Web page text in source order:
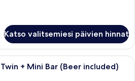
Katso valitsemiesi päivien hinnat
Pringles-sipsejä, Terra-olutta,
+ Mini Bar (Beer included)